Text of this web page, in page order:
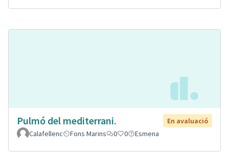
Pulmó del mediterrani.
En avaluació
Calafellenc
Fons Marins 0 0 Esmena